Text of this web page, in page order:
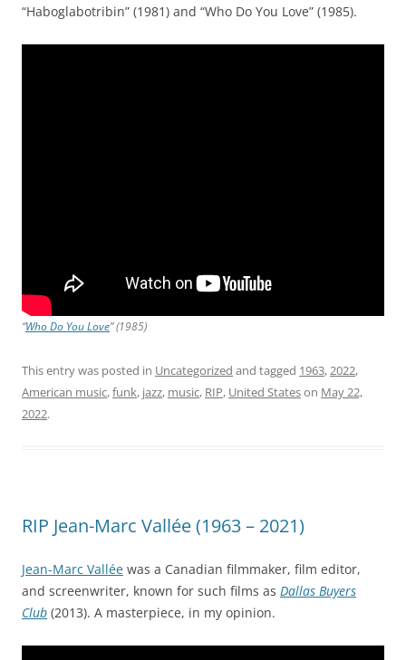
“Haboglabotribin” (1981) and “Who Do You Love” (1985).
“Who Do You Love” (1985)
This entry was posted in Uncategorized and tagged 1963,2022,
American music,funk, jazz, music, RIP, United Stateson May 22,
2022.
RIP Jean-Marc Vallée (1963 – 2021)
Jean-Marc Vallée was a Canadian filmmaker, film editor,
and screenwriter, known for such films as Dallas Buyers
Club (2013). A masterpiece, in my opinion.